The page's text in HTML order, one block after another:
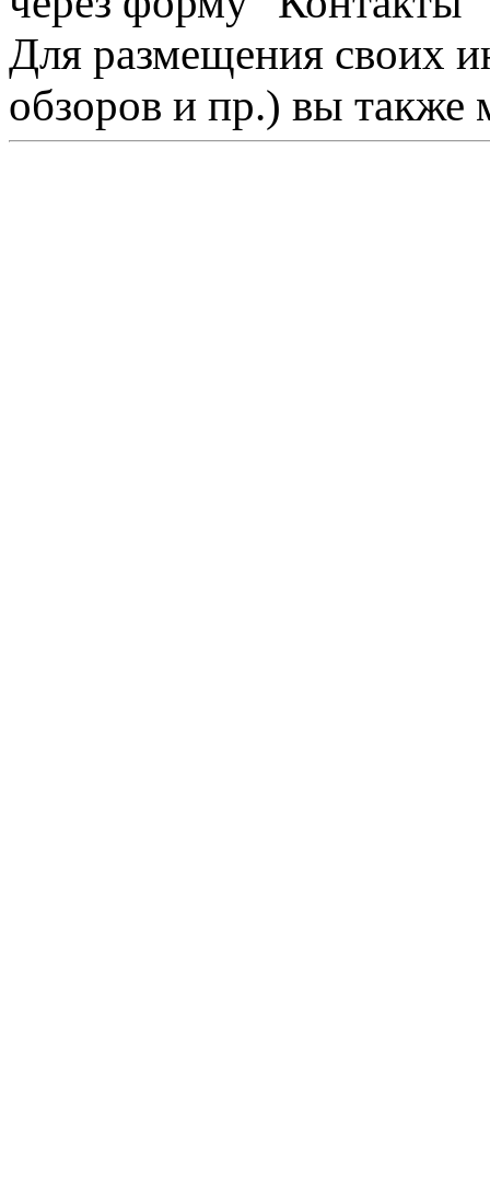
Для размещения своих
обзоров и пр.) вы также